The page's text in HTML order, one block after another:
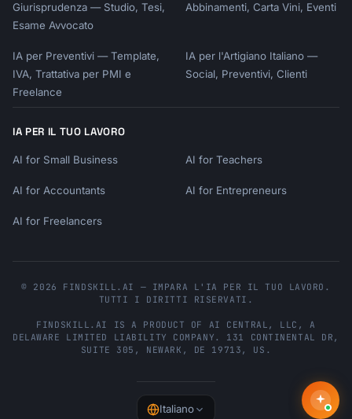
Giurisprudenza — Studio, Tesi,
Esame Avvocato
Abbinamenti, Carta Vini, Eventi
IA per Preventivi — Template,
IVA, Trattativa per PMI e
Freelance
IA per l'Artigiano Italiano —
Social, Preventivi, Clienti
IA PER IL TUO LAVORO
AI for Small Business AI for Teachers
AI for Accountants AI for Entrepreneurs
AI for Freelancers
© 2026 FINDSKILL.AI — IMPARA L'IA PER IL TUO LAVORO.
TUTTI I DIRITTI RISERVATI.
FINDSKILL.AI IS A PRODUCT OF AI CENTRAL, LLC , A
DELAWARE LIMITED LIABILITY COMPANY. 131 CONTINENTAL DR,
SUITE 305 , NEWARK , DE 19713 , US .
Italiano